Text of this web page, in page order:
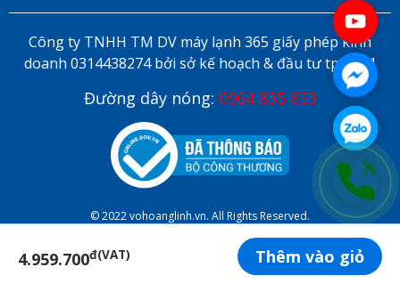
4.959.700đ(VAT) Thêm vào giỏ
Công ty TNHH TM DV máy lạnh 365 giấy phép kinh
doanh 0314438274 bởi sở kế hoạch & đầu tư tp HCM
Đường dây nóng: 0964 835 853
© 2022 vohoanglinh.vn. All Rights Reserved.
ĐẶT LỊCH HẸN ONLINE